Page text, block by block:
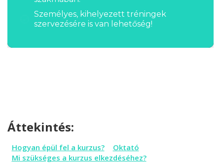
Személyes, kihelyezett tréningek
szervezésére is van lehetőség!
Áttekintés:
Hogyan épül fel a kurzus?
Oktató
Mi szükséges a kurzus elkezdéséhez?